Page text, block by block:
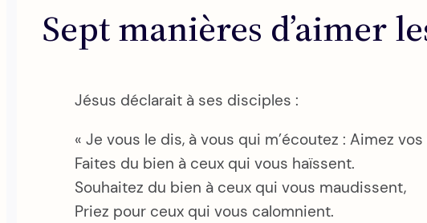
Sept manières d’aimer
Jésus déclarait à ses disciples :
« Je vous le dis, à vous qui m’écoutez : Aimez
Faites du bien à ceux qui vous haïssent.
Souhaitez du bien à ceux qui vous maudissent,
Priez pour ceux qui vous calomnient.